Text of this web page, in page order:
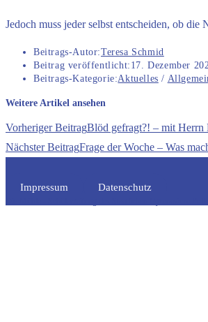
Jedoch muss jeder selbst entscheiden, ob
Beitrags-Autor:Teresa Schmid
Beitrag veröffentlicht: 17. Dezember
Beitrags-Kategorie:Aktuelles /
Weitere Artikel ansehen
Vorheriger BeitragBlöd gefragt?! – mit Herrn
Nächster BeitragFrage der Woche – Was
Impressum Datenschutz